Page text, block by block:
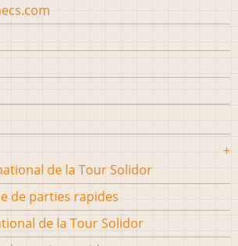
de la Tour Solidor
de parties rapides
de la Tour Solidor